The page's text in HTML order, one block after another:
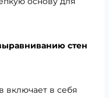
стен
включает в себя